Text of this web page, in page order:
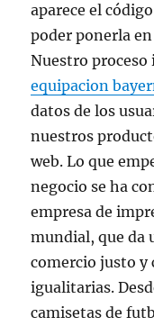
aparece el
poder ponerla
Nuestro proceso
equipacion
datos de los
nuestros
web. Lo que
negocio se ha
empresa de
mundial, que da
comercio justo y
igualitarias.
camisetas de